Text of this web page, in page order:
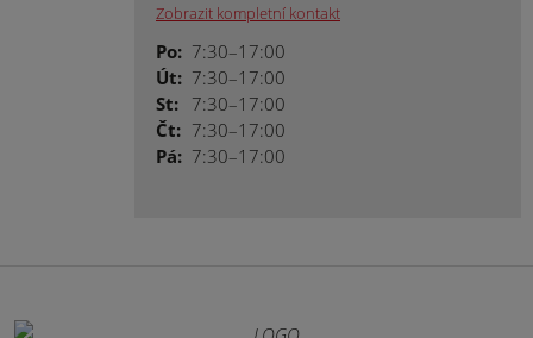
Zobrazit kompletní kontakt
Po: 7:30–17:00
Út: 7:30–17:00
St: 7:30–17:00
Čt: 7:30–17:00
Pá: 7:30–17:00